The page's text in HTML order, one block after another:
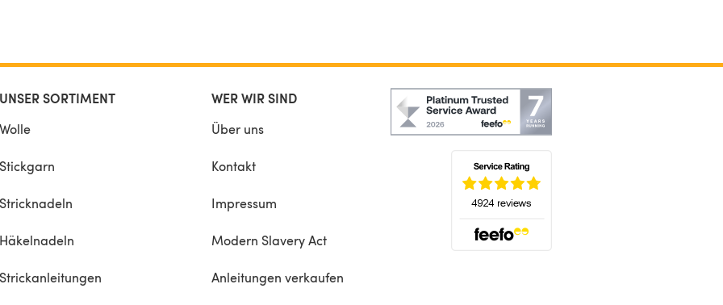
UNSER SORTIMENT
Wolle
Stickgarn
Stricknadeln
Häkelnadeln
Strickanleitungen
WER WIR SIND
Über uns
Kontakt
Impressum
Modern Slavery Act
Anleitungen verkaufen